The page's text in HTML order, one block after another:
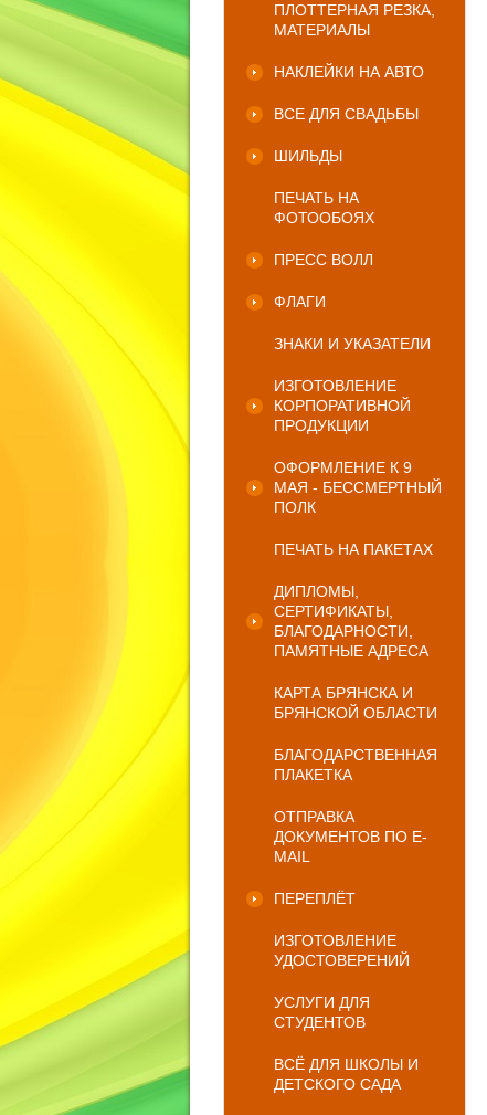
ПЛОТТЕРНАЯ РЕЗКА,
МАТЕРИАЛЫ
НАКЛЕЙКИ НА АВТО
ВСЕ ДЛЯ СВАДЬБЫ
ШИЛЬДЫ
ПЕЧАТЬ НА
ФОТООБОЯХ
ПРЕСС ВОЛЛ
ФЛАГИ
ЗНАКИ И УКАЗАТЕЛИ
ИЗГОТОВЛЕНИЕ
КОРПОРАТИВНОЙ
ПРОДУКЦИИ
ОФОРМЛЕНИЕ К 9
МАЯ - БЕССМЕРТНЫЙ
ПОЛК
ПЕЧАТЬ НА ПАКЕТАХ
ДИПЛОМЫ,
СЕРТИФИКАТЫ,
БЛАГОДАРНОСТИ,
ПАМЯТНЫЕ АДРЕСА
КАРТА БРЯНСКА И
БРЯНСКОЙ ОБЛАСТИ
БЛАГОДАРСТВЕННАЯ
ПЛАКЕТКА
ОТПРАВКА
ДОКУМЕНТОВ ПО E-
MAIL
ПЕРЕПЛЁТ
ИЗГОТОВЛЕНИЕ
УДОСТОВЕРЕНИЙ
УСЛУГИ ДЛЯ
СТУДЕНТОВ
ВСЁ ДЛЯ ШКОЛЫ И
ДЕТСКОГО САДА